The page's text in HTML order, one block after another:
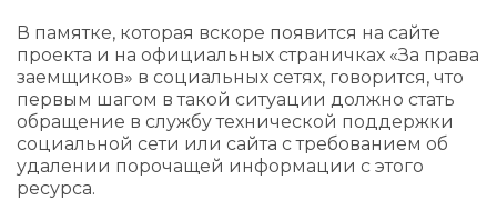
В памятке, которая вскоре появится на сайте
проекта и на официальных страничках «За права
заемщиков» в социальных сетях, говорится, что
первым шагом в такой ситуации должно стать
обращение в службу технической поддержки
социальной сети или сайта с требованием об
удалении порочащей информации с этого
ресурса.